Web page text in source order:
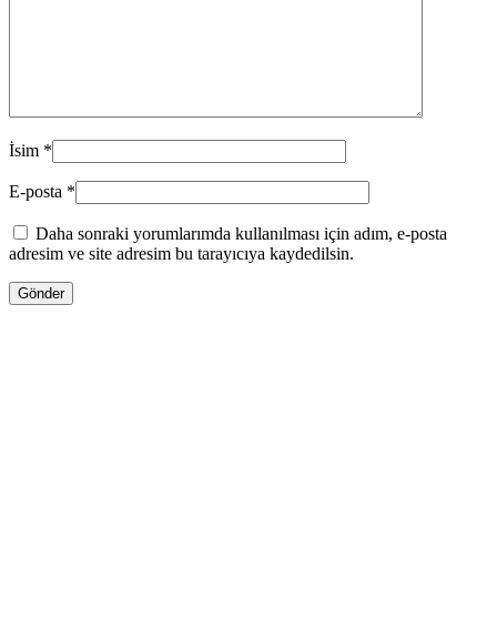
İsim *
E-posta *
Daha sonraki yorumlarımda kullanılması için adım, e-posta
adresim ve site adresim bu tarayıcıya kaydedilsin.